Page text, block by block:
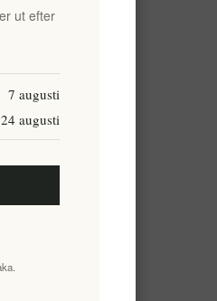
ut efter
7 augusti
24 augusti